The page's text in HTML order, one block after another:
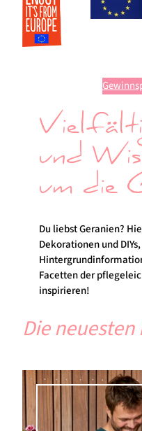
und
um die
Du liebst Geranien?
Dekorationen und
Facetten der
inspirieren!
Die